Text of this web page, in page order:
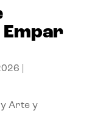
Arte y